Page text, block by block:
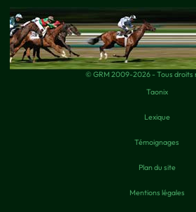
© GRM 2009-2026 - Tous droits
Taonix
Lexique
Témoignages
Plan du site
Mentions légales